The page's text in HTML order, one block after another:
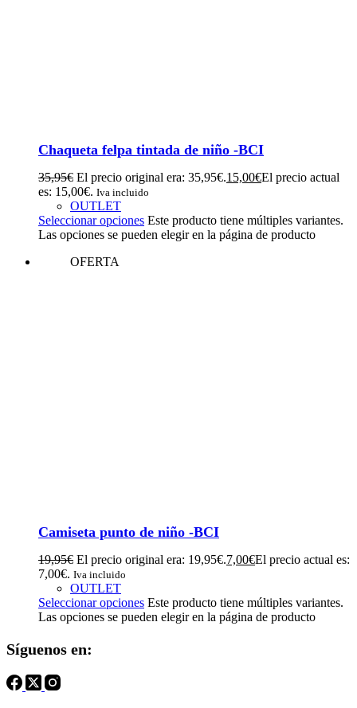
Chaqueta felpa tintada de niño -BCI
35,95€ El precio original era: 35,95€.15,00€El precio actual
es: 15,00€. Iva incluido
OUTLET
Seleccionar opciones Este producto tiene múltiples variantes.
Las opciones se pueden elegir en la página de producto
OFERTA
Camiseta punto de niño -BCI
19,95€ El precio original era: 19,95€.7,00€El precio actual es:
7,00€. Iva incluido
OUTLET
Seleccionar opciones Este producto tiene múltiples variantes.
Las opciones se pueden elegir en la página de producto
Síguenos en: